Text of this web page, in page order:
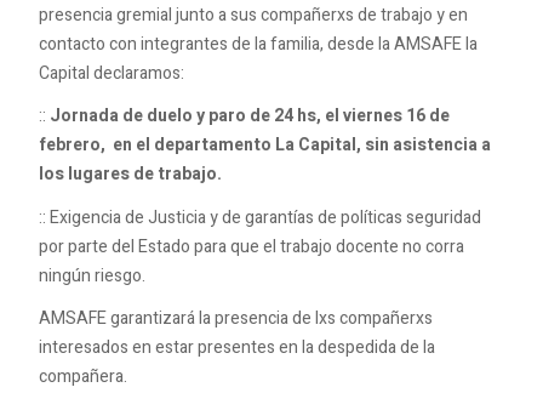
presencia gremial junto a sus compañerxs de trabajo y en
contacto con integrantes de la familia, desde la AMSAFE la
Capital declaramos:
:: Jornada de duelo y paro de 24 hs, el viernes 16 de
febrero, en el departamento La Capital, sin asistencia a
los lugares de trabajo.
:: Exigencia de Justicia y de garantías de políticas seguridad
por parte del Estado para que el trabajo docente no corra
ningún riesgo.
AMSAFE garantizará la presencia de lxs compañerxs
interesados en estar presentes en la despedida de la
compañera.